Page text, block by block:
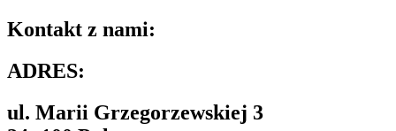
Kontakt z nami:
ADRES:
ul. Marii Grzegorzewskiej 3